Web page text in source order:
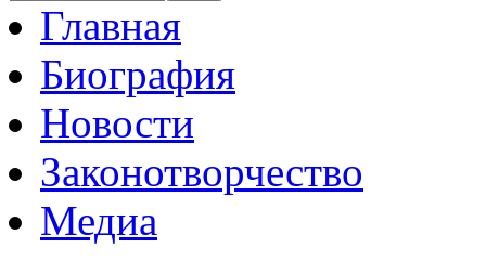
Главная
Биография
Новости
Законотворчество
Медиа